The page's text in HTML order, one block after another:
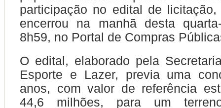
participação no edital de
encerrou na manhã desta
8h59, no Portal de Compras
O edital, elaborado pela
Esporte e Lazer, previa uma
anos, com valor de referência
44,6 milhões, para um